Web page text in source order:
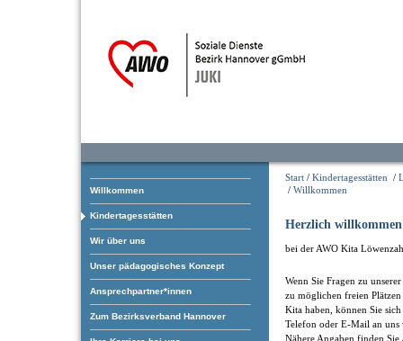
Willkommen
Kindertagesstätten
Wir über uns
Unser pädagogisches Konzept
Ansprechpartner*innen
Zum Bezirksverband Hannover
Start / Kindertagesstätten /
/ Willkommen
Herzlich willkommen
bei der AWO Kita
Wenn Sie Fragen zu
zu möglichen freien
Kita haben, können Sie
Telefon oder E-Mail an uns
Nähere Angaben finden Sie